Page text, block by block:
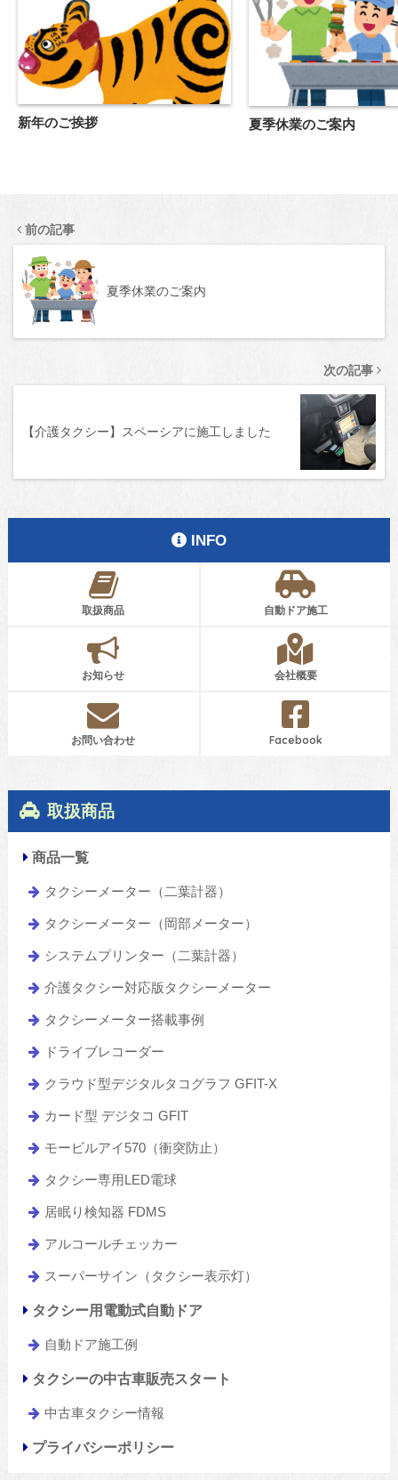
新年のご挨拶 夏季休業のご案内
前の記事
夏季休業のご案内
次の記事
【介護タクシー】スペーシアに施工しました
INFO
取扱商品 自動ドア施工
お知らせ 会社概要
お問い合わせ Facebook
取扱商品
商品一覧
タクシーメーター（二葉計器）
タクシーメーター（岡部メーター）
システムプリンター（二葉計器）
介護タクシー対応版タクシーメーター
タクシーメーター搭載事例
ドライブレコーダー
クラウド型デジタルタコグラフ GFIT-X
カード型 デジタコ GFIT
モービルアイ570（衝突防止）
タクシー専用LED電球
居眠り検知器 FDMS
アルコールチェッカー
スーパーサイン（タクシー表示灯）
タクシー用電動式自動ドア
自動ドア施工例
タクシーの中古車販売スタート
中古車タクシー情報
プライバシーポリシー